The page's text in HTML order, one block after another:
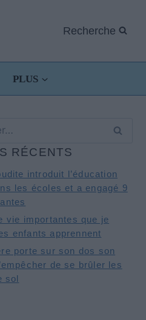
Recherche
PLUS
RÉCENTS
introduit l’éducation
les écoles et a engagé 9
vie importantes que je
enfants apprennent
porte sur son dos son
de se brûler les
sol